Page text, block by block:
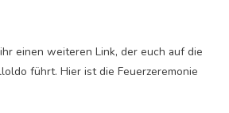
einen weiteren Link, der euch auf die
führt. Hier ist die Feuerzeremonie